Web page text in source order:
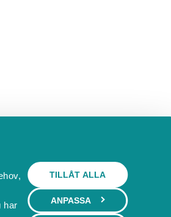
har
TILLÅT ALLA
ANPASSA